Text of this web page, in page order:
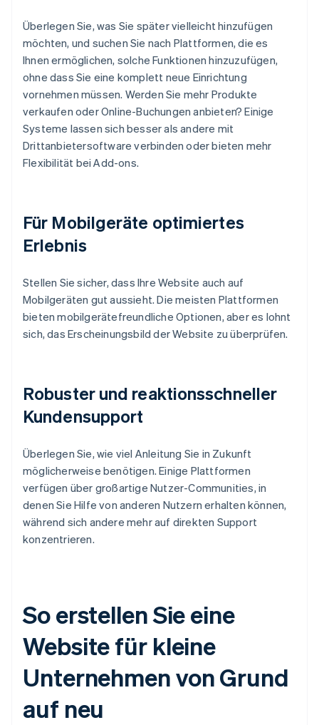
Überlegen Sie, was Sie später vielleicht hinzufügen
möchten, und suchen Sie nach Plattformen, die es
Ihnen ermöglichen, solche Funktionen hinzuzufügen,
ohne dass Sie eine komplett neue Einrichtung
vornehmen müssen. Werden Sie mehr Produkte
verkaufen oder Online-Buchungen anbieten? Einige
Systeme lassen sich besser als andere mit
Drittanbietersoftware verbinden oder bieten mehr
Flexibilität bei Add-ons.
Für Mobilgeräte optimiertes
Erlebnis
Stellen Sie sicher, dass Ihre Website auch auf
Mobilgeräten gut aussieht. Die meisten Plattformen
bieten mobilgerätefreundliche Optionen, aber es lohnt
sich, das Erscheinungsbild der Website zu überprüfen.
Robuster und reaktionsschneller
Kundensupport
Überlegen Sie, wie viel Anleitung Sie in Zukunft
möglicherweise benötigen. Einige Plattformen
verfügen über großartige Nutzer-Communities, in
denen Sie Hilfe von anderen Nutzern erhalten können,
während sich andere mehr auf direkten Support
konzentrieren.
So erstellen Sie eine
Website für kleine
Unternehmen von Grund
auf neu